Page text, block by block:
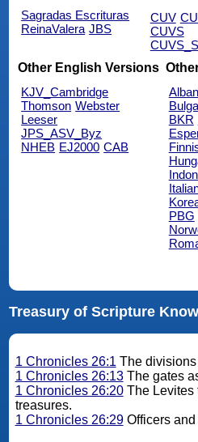
Sagradas Escrituras
ReinaValera JBS
CUV
CUVS
Other English Versions
KJV_Cambridge
Thomson Webster
Leeser
JPS_ASV_Byz
NHEB EJ2000 CAB
BKR
PBG
Treasury of Scripture
1 Chronicles 26:1 The divisions
1 Chronicles 26:13The gates
1 Chronicles 26:20The Levites
treasures.
1 Chronicles 26:29Officers and